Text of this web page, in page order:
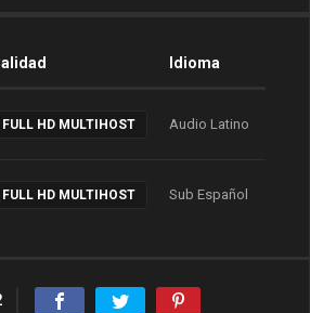
Idioma
FULL HD MULTIHOST Audio Latino
FULL HD MULTIHOST Sub Español